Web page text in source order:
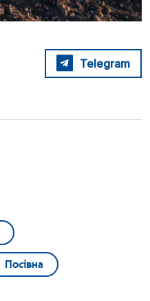
Telegram
Посівна